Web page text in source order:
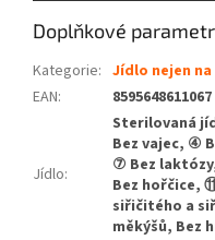
Doplňkové
Kategorie: Jídlo nejen
EAN: 8595648611067
Jídlo:
Sterilovaná
Bez vajec, ④
⑦ Bez
Bez hořčice,
siřičitého a
měkýšů, Bez